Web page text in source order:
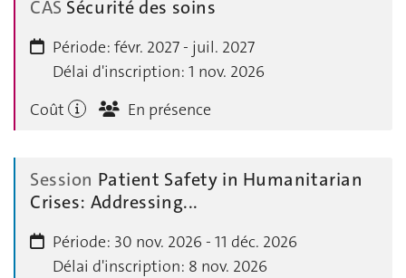
CAS Sécurité des soins
Période: févr. 2027 - juil. 2027
Délai d'inscription: 1 nov. 2026
Coût
En présence
Session Patient Safety in Humanitarian
Crises: Addressing...
Période: 30 nov. 2026 - 11 déc. 2026
Délai d'inscription: 8 nov. 2026